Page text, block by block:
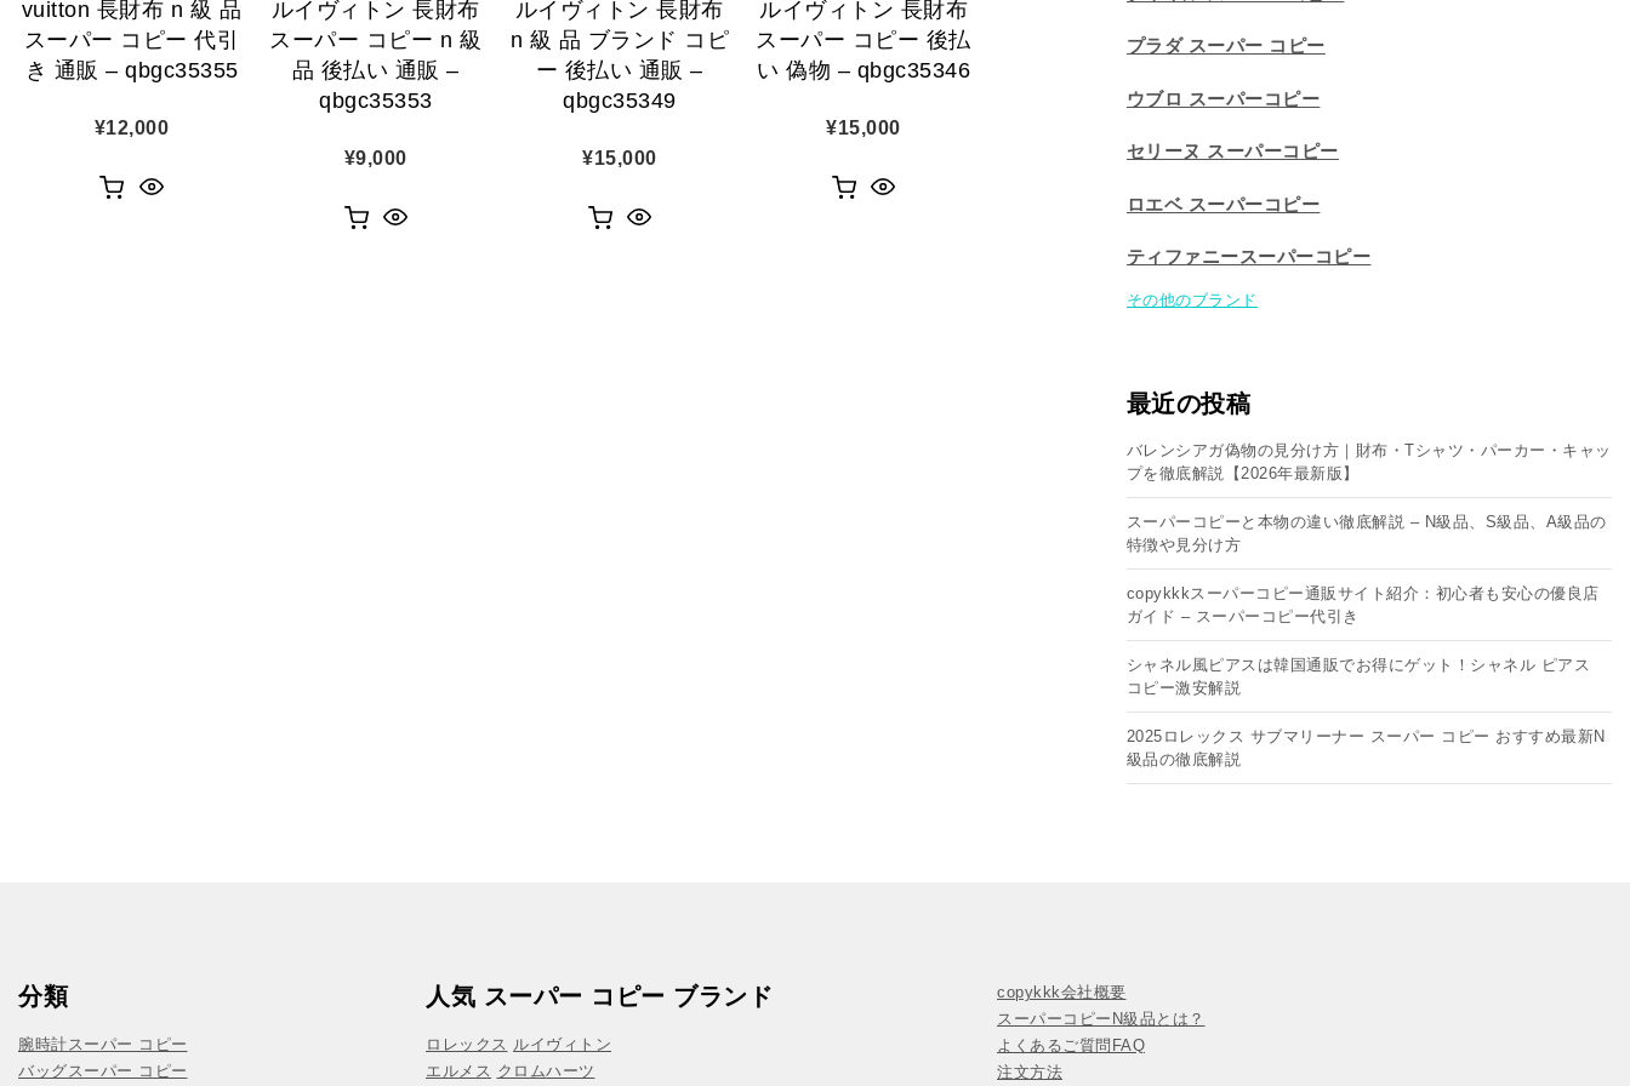
vuitton 長財布 n 級 品
スーパー コピー 代引
き 通販 – qbgc35355
¥12,000
ルイヴィトン 長財布
スーパー コピー n 級
品 後払い 通販 –
qbgc35353
¥9,000
ルイヴィトン 長財布
n 級 品 ブランド コピ
ー 後払い 通販 –
qbgc35349
¥15,000
ルイヴィトン 長財布
スーパー コピー 後払
い 偽物 – qbgc35346
¥15,000
プラダ スーパー コピー
ウブロ スーパーコピー
セリーヌ スーパーコピー​
ロエベ スーパーコピー
ティファニースーパーコピー
その他のブランド
最近の投稿
バレンシアガ偽物の見分け方｜財布・Tシャツ・パーカー・キャッ
プを徹底解説【2026年最新版】
スーパーコピーと本物の違い徹底解説 – N級品、S級品、A級品の
特徴や見分け方
copykkkスーパーコピー通販サイト紹介：初心者も安心の優良店
ガイド – スーパーコピー代引き
シャネル風ピアスは韓国通販でお得にゲット！シャネル ピアス
コピー​激安解説
2025ロレックス サブマリーナー スーパー コピー おすすめ最新N
級品の徹底解説
分類
腕時計スーパー コピー
バッグスーパー コピー
人気 スーパー コピー ブランド
ロレックス ルイヴィトン
エルメス クロムハーツ
copykkk会社概要
スーパーコピーN級品とは？
よくあるご質問FAQ
注文方法